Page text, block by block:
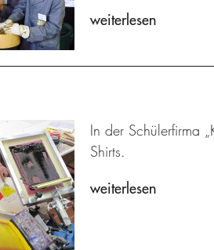
weiterlesen
In der Schülerfirma
Shirts.
weiterlesen